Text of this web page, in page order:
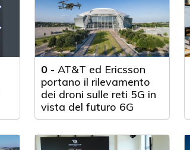
0- AT&T ed Ericsson
portano il rilevamento
dei droni sulle reti 5G in
vista del futuro 6G